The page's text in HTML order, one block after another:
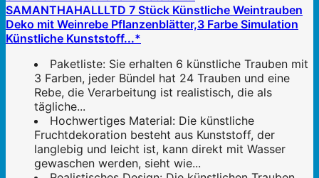
SAMANTHAHALLLTD 7 Stück Künstliche Weintrauben
Deko mit Weinrebe Pflanzenblätter,3 Farbe Simulation
Künstliche Kunststoff...*
Paketliste: Sie erhalten 6 künstliche Trauben mit
3 Farben, jeder Bündel hat 24 Trauben und eine
Rebe, die Verarbeitung ist realistisch, die als
tägliche...
Hochwertiges Material: Die künstliche
Fruchtdekoration besteht aus Kunststoff, der
langlebig und leicht ist, kann direkt mit Wasser
gewaschen werden, sieht wie...